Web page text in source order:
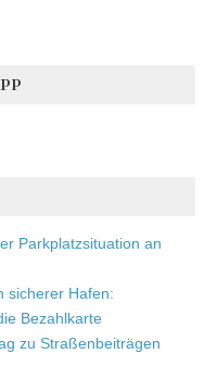
Parkplatzsituation an
sicherer Hafen:
Bezahlkarte
zu Straßenbeiträgen